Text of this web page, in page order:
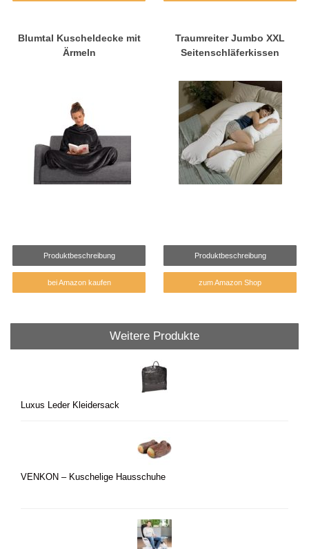
Blumtal Kuscheldecke mit
Ärmeln
Produktbeschreibung
bei Amazon kaufen
Traumreiter Jumbo XXL
Seitenschläferkissen
Produktbeschreibung
zum Amazon Shop
Weitere Produkte
Luxus Leder Kleidersack
VENKON – Kuschelige Hausschuhe